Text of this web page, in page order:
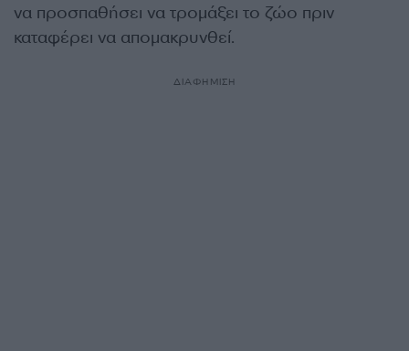
να προσπαθήσει να τρομάξει το ζώο πριν
καταφέρει να απομακρυνθεί.
ΔΙΑΦΗΜΙΣΗ